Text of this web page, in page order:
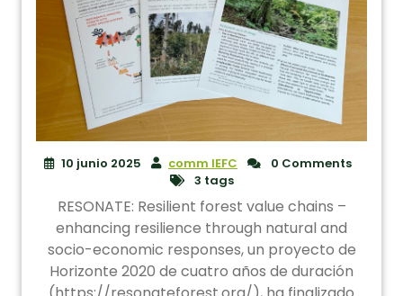
10 junio 2025 comm IEFC
0 Comments
3 tags
RESONATE: Resilient forest value chains –
enhancing resilience through natural and
socio-economic responses, un proyecto de
Horizonte 2020 de cuatro años de duración